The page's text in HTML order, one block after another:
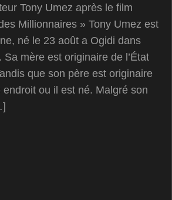
Tony Umez après le film
Millionnaires » Tony Umez est
né le 23 août a Ogidi dans
Sa mère est originaire de l’État
que son père est originaire
endroit ou il est né. Malgré son